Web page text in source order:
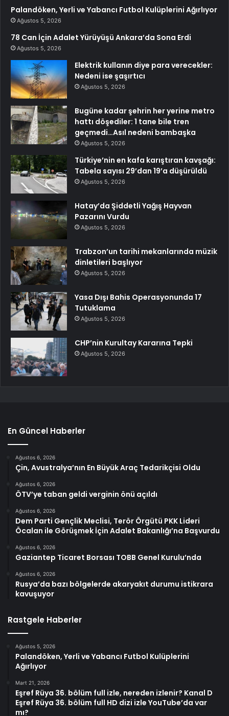
Palandöken, Yerli ve Yabancı Futbol Kulüplerini Ağırlıyor
Ağustos 5, 2026
78 Can İçin Adalet Yürüyüşü Ankara’da Sona Erdi
Ağustos 5, 2026
Elektrik kullanın diye para verecekler:
Nedeni ise şaşırtıcı
Ağustos 5, 2026
Bugüne kadar şehrin her yerine metro
hattı döşediler: 1 tane bile tren
geçmedi…Asıl nedeni bambaşka
Ağustos 5, 2026
Türkiye’nin en kafa karıştıran kavşağı:
Tabela sayısı 29’dan 19’a düşürüldü
Ağustos 5, 2026
Hatay’da Şiddetli Yağış Hayvan
Pazarını Vurdu
Ağustos 5, 2026
Trabzon’un tarihi mekanlarında müzik
dinletileri başlıyor
Ağustos 5, 2026
Yasa Dışı Bahis Operasyonunda 17
Tutuklama
Ağustos 5, 2026
CHP’nin Kurultay Kararına Tepki
Ağustos 5, 2026
En Güncel Haberler
Ağustos 6, 2026
Çin, Avustralya’nın En Büyük Araç Tedarikçisi Oldu
Ağustos 6, 2026
ÖTV’ye taban geldi verginin önü açıldı
Ağustos 6, 2026
Dem Parti Gençlik Meclisi, Terör Örgütü PKK Lideri
Öcalan ile Görüşmek İçin Adalet Bakanlığı’na Başvurdu
Ağustos 6, 2026
Gaziantep Ticaret Borsası TOBB Genel Kurulu’nda
Ağustos 6, 2026
Rusya’da bazı bölgelerde akaryakıt durumu istikrara
kavuşuyor
Rastgele Haberler
Ağustos 5, 2026
Palandöken, Yerli ve Yabancı Futbol Kulüplerini
Ağırlıyor
Mart 21, 2026
Eşref Rüya 36. bölüm full izle, nereden izlenir? Kanal D
Eşref Rüya 36. bölüm full HD dizi izle YouTube’da var
mı?